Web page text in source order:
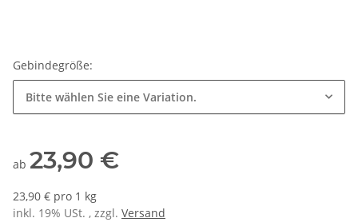
Gebindegröße:
Bitte wählen Sie eine Variation.
ab 23,90 €
23,90 € pro 1 kg
inkl. 19% USt. , zzgl. Versand